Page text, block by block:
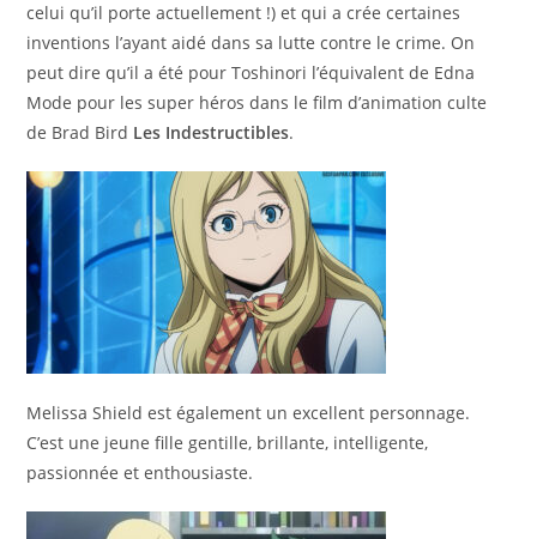
celui qu’il porte actuellement !) et qui a crée certaines
inventions l’ayant aidé dans sa lutte contre le crime. On
peut dire qu’il a été pour Toshinori l’équivalent de Edna
Mode pour les super héros dans le film d’animation culte
de Brad Bird Les Indestructibles.
Melissa Shield est également un excellent personnage.
C’est une jeune fille gentille, brillante, intelligente,
passionnée et enthousiaste.